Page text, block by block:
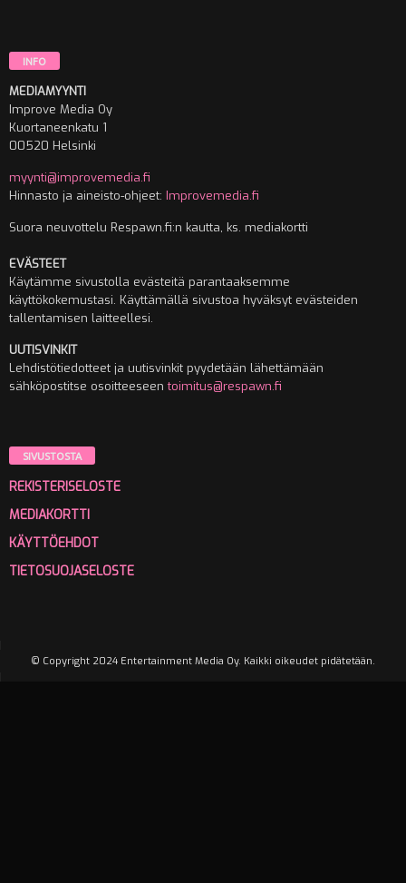
INFO
MEDIAMYYNTI
Improve Media Oy
Kuortaneenkatu 1
00520 Helsinki
myynti@improvemedia.fi
Hinnasto ja aineisto-ohjeet: Improvemedia.fi
Suora neuvottelu Respawn.fi:n kautta, ks. mediakortti
EVÄSTEET
Käytämme sivustolla evästeitä parantaaksemme
käyttökokemustasi. Käyttämällä sivustoa hyväksyt evästeiden
tallentamisen laitteellesi.
UUTISVINKIT
Lehdistötiedotteet ja uutisvinkit pyydetään lähettämään
sähköpostitse osoitteeseentoimitus@respawn.fi
SIVUSTOSTA
REKISTERISELOSTE
MEDIAKORTTI
KÄYTTÖEHDOT
TIETOSUOJASELOSTE
© Copyright 2024 Entertainment Media Oy. Kaikki oikeudet pidätetään.